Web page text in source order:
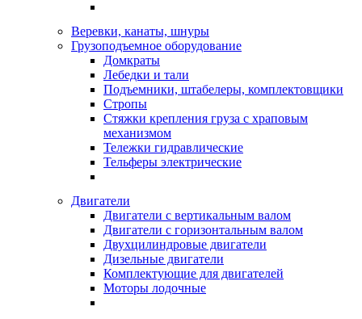
Веревки, канаты, шнуры
Грузоподъемное оборудование
Домкраты
Лебедки и тали
Подъемники, штабелеры, комплектовщики
Стропы
Стяжки крепления груза с храповым
механизмом
Тележки гидравлические
Тельферы электрические
Двигатели
Двигатели с вертикальным валом
Двигатели с горизонтальным валом
Двухцилиндровые двигатели
Дизельные двигатели
Комплектующие для двигателей
Моторы лодочные